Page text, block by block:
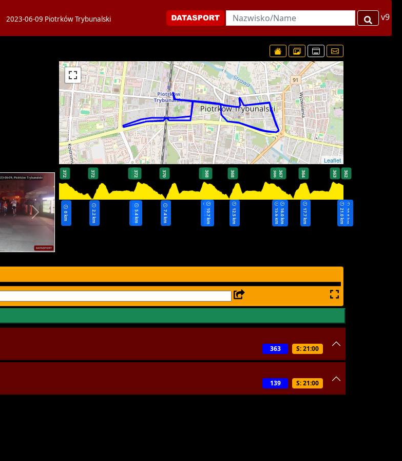
2023-06-09 Piotrków Trybunalski v9
Leaflet
0 km
372 372
2.2 km
372
5.2 km
372
5.4 km
370
7.4 km
368
10.4 km
368
10.7 km
368
12.5 km
366
15.6 km
367
16.0 km
364
17.7 km
362
20.8 km
363
21.0 km
S: 21:00
363
S: 21:00
139